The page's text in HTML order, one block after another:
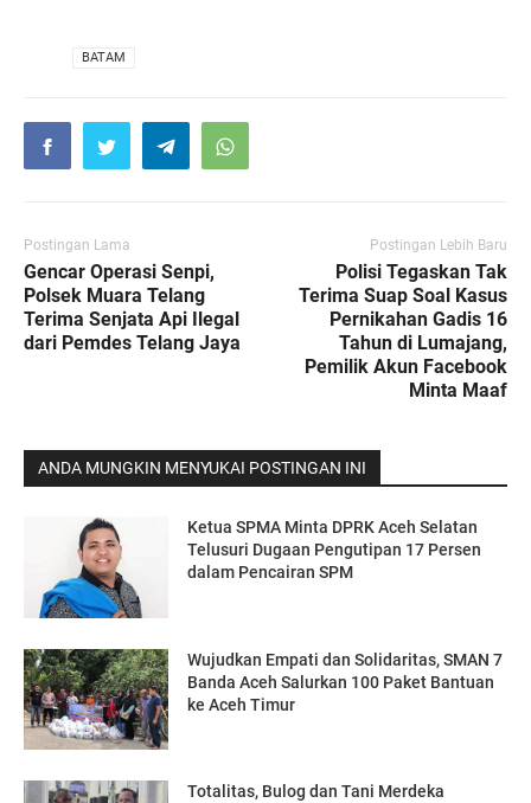
BATAM
Postingan Lama
Gencar Operasi Senpi,
Polsek Muara Telang
Terima Senjata Api Ilegal
dari Pemdes Telang Jaya
Postingan Lebih Baru
Polisi Tegaskan Tak
Terima Suap Soal Kasus
Pernikahan Gadis 16
Tahun di Lumajang,
Pemilik Akun Facebook
Minta Maaf
ANDA MUNGKIN MENYUKAI POSTINGAN INI
Ketua SPMA Minta DPRK Aceh Selatan
Telusuri Dugaan Pengutipan 17 Persen
dalam Pencairan SPM
Wujudkan Empati dan Solidaritas, SMAN 7
Banda Aceh Salurkan 100 Paket Bantuan
ke Aceh Timur
Totalitas, Bulog dan Tani Merdeka